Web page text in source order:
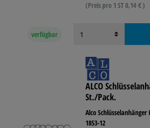
(Preis pro 1 ST 0,14 € )
verfügbar
ALCO
St./Pack.
Alco
1853-12